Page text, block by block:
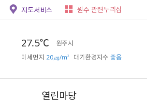
지도서비스 원주 관련누리집
27.5℃
원주시
미세먼지 20㎍/m³ 대기환경지수 좋음
열린마당